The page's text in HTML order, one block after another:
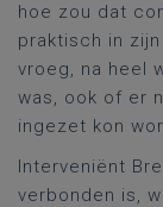
hoe zou dat
praktisch in
vroeg, na heel
was, ook of er
ingezet kon
Interveniënt
verbonden is,